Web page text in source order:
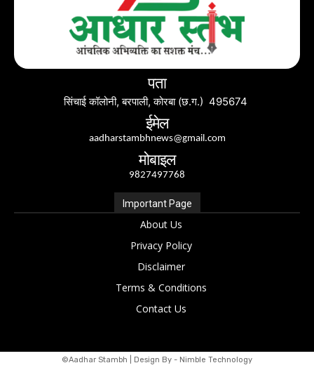
पता
सिंचाई कॉलोनी, बरपाली, कोरबा (छ.ग.) 495674
ईमेल
aadharstambhnews@gmail.com
मोबाइल
9827497768
Important Page
About Us
Privacy Policy
Disclaimer
Terms & Conditions
Contact Us
©Aadhar Stambh | Design By - Nimble Technology